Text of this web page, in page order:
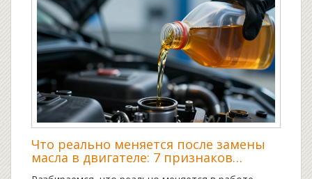
Что реально меняется после замены
масла в двигателе: 7 признаков
улучшения работы авто